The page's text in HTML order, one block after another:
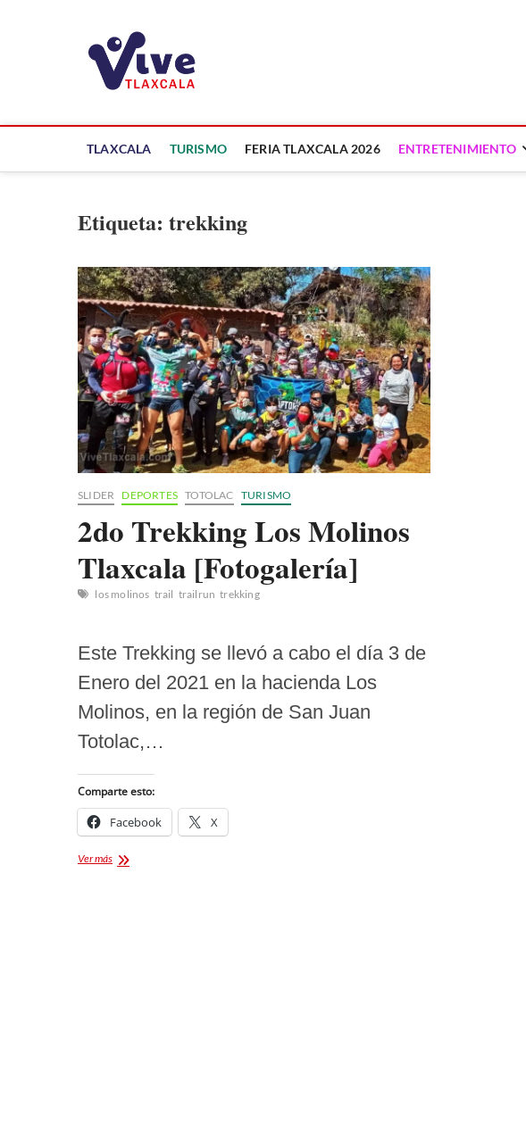
TLAXCALA TURISMO FERIA TLAXCALA 2026 ENTRETENIMIENTO
Etiqueta: trekking
SLIDER DEPORTES TOTOLAC TURISMO
2do Trekking Los Molinos
Tlaxcala [Fotogalería]
los molinos trail trailrun trekking
Este Trekking se llevó a cabo el día 3 de
Enero del 2021 en la hacienda Los
Molinos, en la región de San Juan
Totolac,…
Comparte esto:
Facebook X
Ver más2do